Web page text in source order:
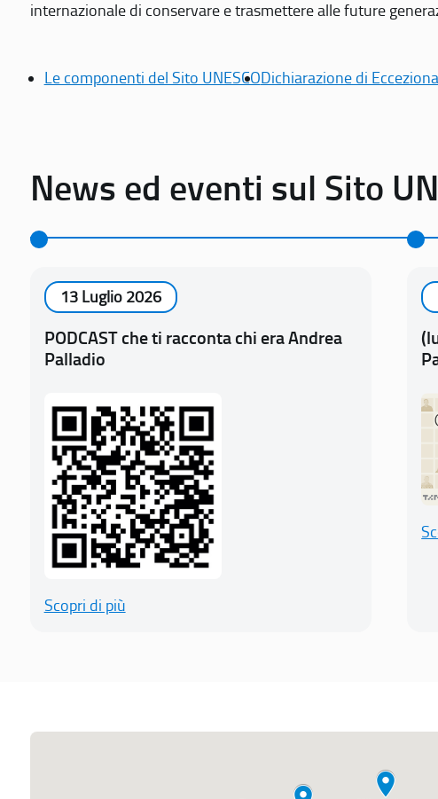
internazionale di conservare e trasmettere alle future
Le componenti del Sito UNESCODichiarazione di
News ed eventi sul Sito
13 Luglio 2026
PODCAST che ti racconta chi era Andrea
Palladio
Scopri di più